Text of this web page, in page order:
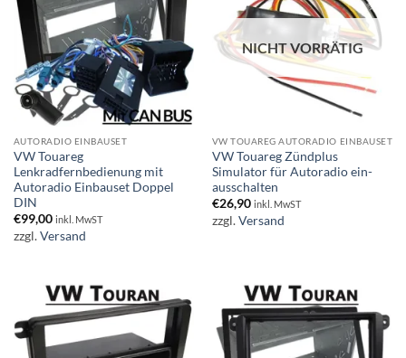
AUTORADIO EINBAUSET
VW Touareg
Lenkradfernbedienung mit
Autoradio Einbauset Doppel
DIN
€99,00 inkl. MwST
zzgl.Versand
NICHT VORRÄTIG
VW TOUAREG AUTORADIO EINBAUSET
VW Touareg Zündplus
Simulator für Autoradio ein-
ausschalten
€26,90 inkl. MwST
zzgl.Versand